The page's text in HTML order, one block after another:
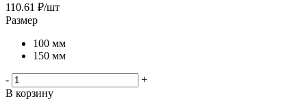
110.61 ₽/шт
Размер
100 мм
150 мм
-
+
В корзину